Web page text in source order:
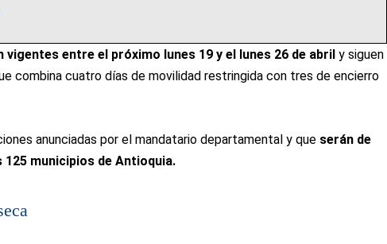
entre el próximo lunes 19 y el lunes 26 de abril y siguen
combina cuatro días de movilidad restringida con tres de encierro
anunciadas por el mandatario departamental y que serán de
municipios de Antioquia.